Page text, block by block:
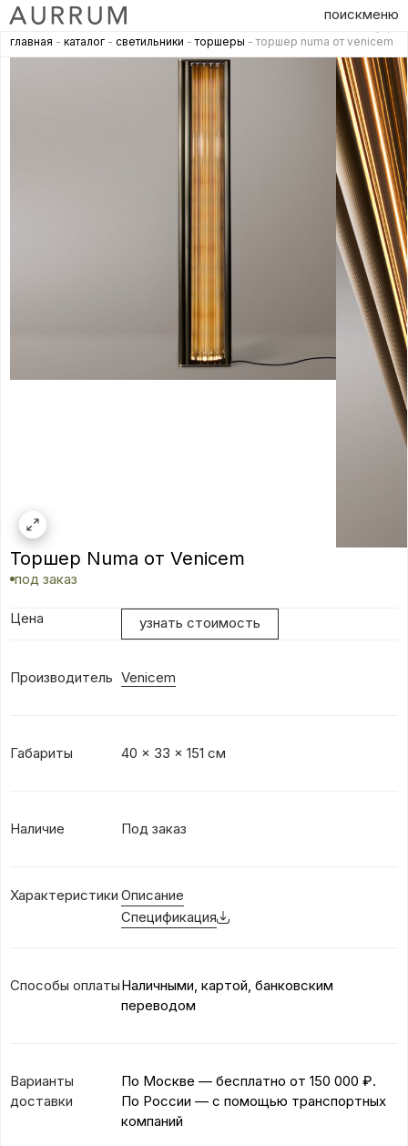
поискменю
главная - каталог - светильники -торшеры - торшер numa от venicem
Торшер Numa от Venicem
под заказ
Цена узнать стоимость
Производитель Venicem
Габариты 40 × 33 × 151 см
Наличие Под заказ
Характеристики Описание
Спецификация
Способы оплатыНаличными, картой, банковским
переводом
Варианты
доставки
По Москве — бесплатно от 150 000 ₽.
По России — с помощью транспортных
компаний